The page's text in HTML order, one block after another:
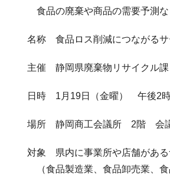
食品の廃棄や商品の需要予測な
名称 食品ロス削減につながるサ
主催 静岡県廃棄物リサイクル課
日時 1月19日（金曜） 午後2
場所 静岡商工会議所 2階 会議
対象 県内に事業所や店舗がある
（食品製造業、食品卸売業、食